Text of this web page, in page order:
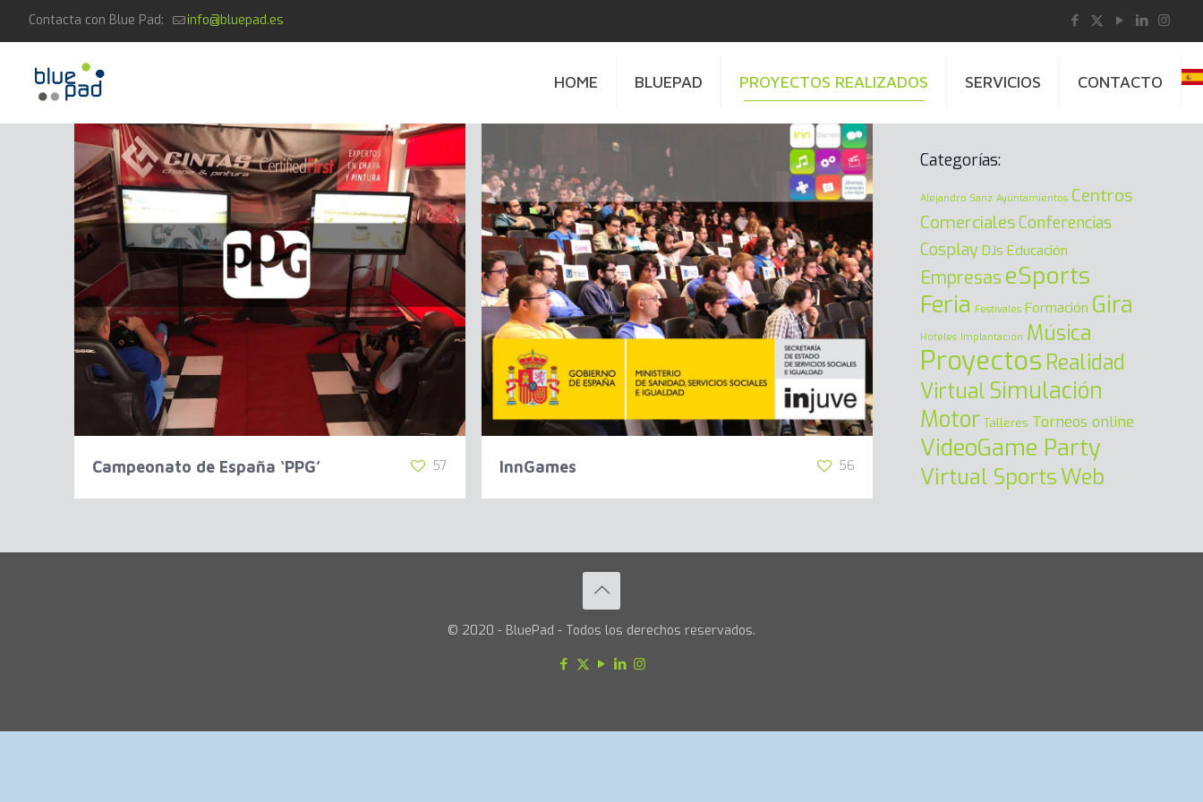
Contacta con Blue Pad: info@bluepad.es
HOME BLUEPAD PROYECTOS REALIZADOS SERVICIOS CONTACTO
Campeonato de España ‘PPG’ 57 InnGames 56
Categorías:
Alejandro Sanz Ayuntamientos Centros
ComercialesConferencias
Cosplay DJs Educación
Empresas eSports
Feria Festivales Formación Gira
Hoteles Implantación Música
Proyectos Realidad
Virtual Simulación
Motor Talleres Torneos online
VideoGame Party
Virtual SportsWeb
© 2020 - BluePad - Todos los derechos reservados.